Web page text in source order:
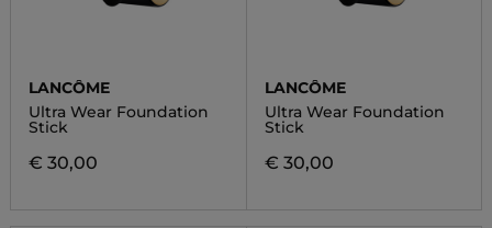
LANCÔME
Ultra Wear Foundation
Stick
€ 30,00
LANCÔME
Ultra Wear Foundation
Stick
€ 30,00